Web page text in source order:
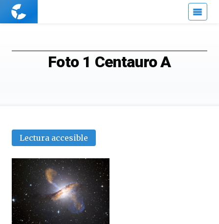
Cuaderno
Foto 1 Centauro A
Lectura accesible